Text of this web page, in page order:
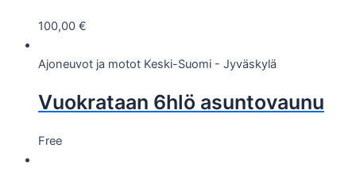
100,00 €
Ajoneuvot ja motot Keski-Suomi - Jyväskylä
Vuokrataan 6hlö asuntovaunu
Free